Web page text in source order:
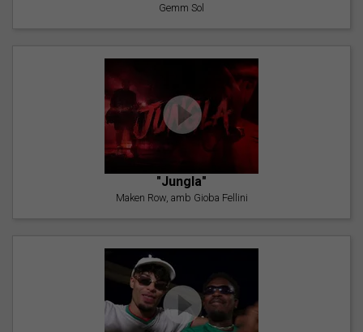
Gemm Sol
"Jungla"
Maken Row, amb Gioba Fellini